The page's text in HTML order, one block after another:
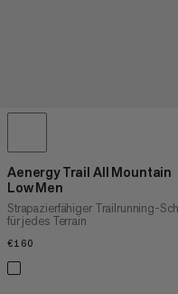
Aenergy Trail All Mountain
Low Men
Strapazierfähiger Trailrunning-
für jedes Terrain
€160